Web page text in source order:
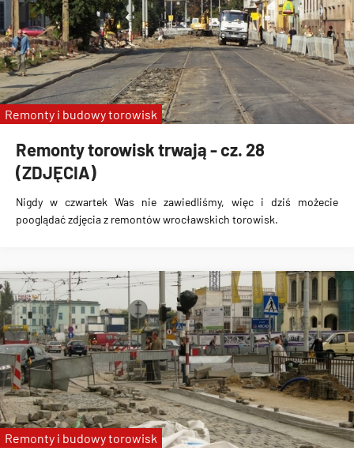
Remonty torowisk trwają - cz. 28
(ZDJĘCIA)
Nigdy w czwartek Was nie zawiedliśmy, więc i dziś możecie
pooglądać zdjęcia z remontów wrocławskich torowisk.
Remonty i budowy torowisk
Remonty i budowy torowisk